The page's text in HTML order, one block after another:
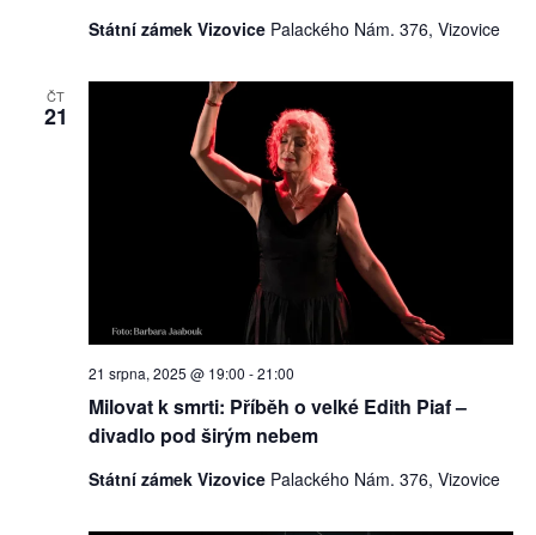
Státní zámek Vizovice Palackého Nám. 376, Vizovice
ČT
21
Milovat k smrti: Příběh o velké Edith Piaf –
divadlo pod širým nebem
21 srpna, 2025 @ 19:00 -21:00
Státní zámek Vizovice Palackého Nám. 376, Vizovice